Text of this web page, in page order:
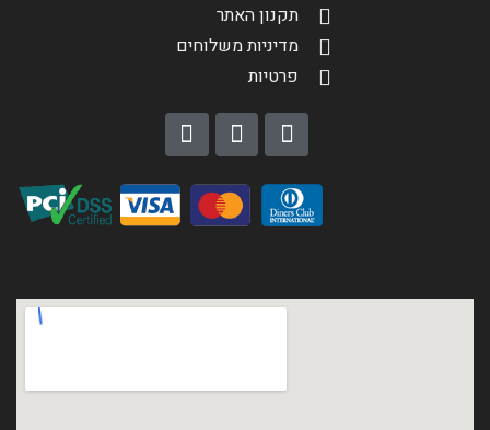
תקנון האתר
מדיניות משלוחים
פרטיות